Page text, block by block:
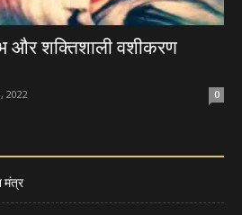
और शक्तिशाली वशीकरण
2022 0
मंत्र